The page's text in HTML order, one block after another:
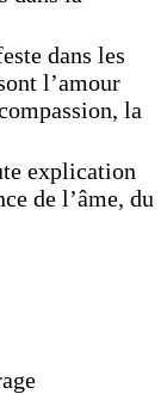
dans les
l’amour
la
explication
de l’âme, du